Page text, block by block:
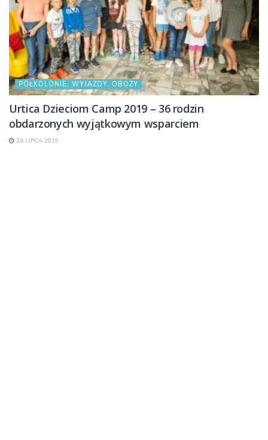
PÓŁKOLONIE, WYJAZDY, OBOZY
Urtica Dzieciom Camp 2019 – 36 rodzin
obdarzonych wyjątkowym wsparciem
26 LIPCA 2019